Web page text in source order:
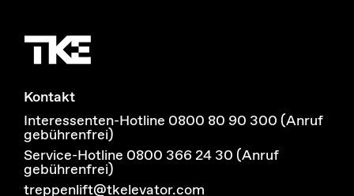
Kontakt
Interessenten-Hotline 0800 80 90 300 (Anruf
gebührenfrei)
Service-Hotline 0800 366 24 30 (Anruf
gebührenfrei)
treppenlift@tkelevator.com